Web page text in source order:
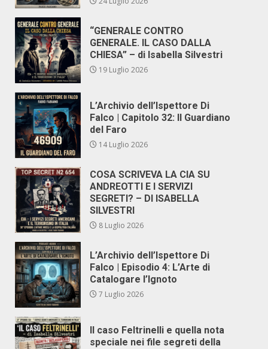
“GENERALE CONTRO
GENERALE. IL CASO DALLA
CHIESA” – di Isabella Silvestri
19 Luglio 2026
L’Archivio dell’Ispettore Di
Falco | Capitolo 32: Il Guardiano
del Faro
14 Luglio 2026
COSA SCRIVEVA LA CIA SU
ANDREOTTI E I SERVIZI
SEGRETI? – DI ISABELLA
SILVESTRI
8 Luglio 2026
L’Archivio dell’Ispettore Di
Falco | Episodio 4: L’Arte di
Catalogare l’Ignoto
7 Luglio 2026
Il caso Feltrinelli e quella nota
speciale nei file segreti della